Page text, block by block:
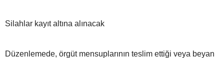
Silahlar kayıt altına alınacak
Düzenlemede, örgüt mensuplarının teslim ettiği veya beyan